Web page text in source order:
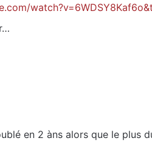
en 2 àns alors que le plus